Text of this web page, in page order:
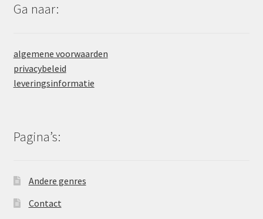
Ga naar:
algemene voorwaarden
privacybeleid
leveringsinformatie
Pagina’s:
Andere genres
Contact